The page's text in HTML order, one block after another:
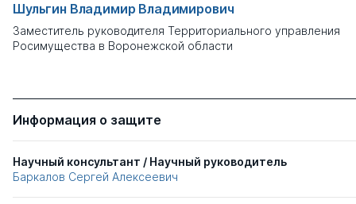
Шульгин Владимир Владимирович
Заместитель руководителя Территориального управления
Росимущества в Воронежской области
Информация о защите
Научный консультант / Научный руководитель
Баркалов Сергей Алексеевич